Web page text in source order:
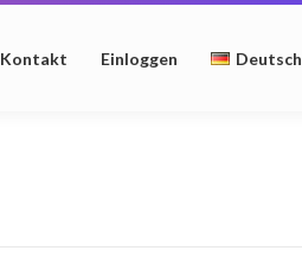
Kontakt Einloggen Deutsch